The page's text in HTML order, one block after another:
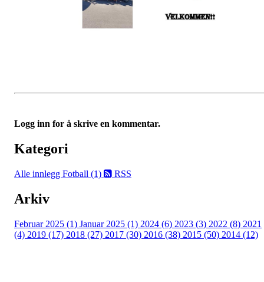
Logg inn for å skrive en kommentar.
Kategori
Alle innlegg Fotball (1) RSS
Arkiv
Februar 2025 (1) Januar 2025 (1) 2024 (6) 2023 (3) 2022 (8) 2021
(4) 2019 (17) 2018 (27) 2017 (30) 2016 (38) 2015 (50) 2014 (12)